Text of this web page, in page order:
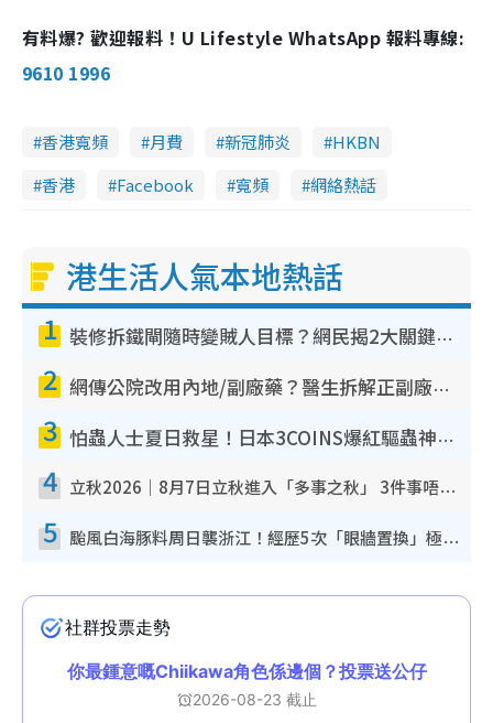
有料爆? 歡迎報料！U Lifestyle WhatsApp 報料專線:
9610 1996
香港寬頻 月費 新冠肺炎
HKBN
香港
Facebook 寬頻 網絡熱話
港生活人氣本地熱話
1 裝修拆鐵閘隨時變賊人目標？網民揭2大關鍵用途：裝新式等於白裝？附新舊鐵閘分別
2 網傳公院改用內地/副廠藥？醫生拆解正副廠分別 揭4類人換藥隨時出事
3 怕蟲人士夏日救星！日本3COINS爆紅驅蟲神器$45起 1招「全程免觸碰」輕鬆搞定小強
4 立秋2026｜8月7日立秋進入「多事之秋」 3件事唔做得！專家教6招開運 清枱頭／銀包納氣接好運
5 颱風白海豚料周日襲浙江！經歷5次「眼牆置換」極罕見 成登陸內地最長途颱風